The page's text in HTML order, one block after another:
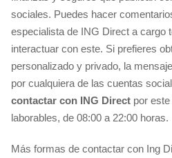
sociales. Puedes hacer
especialista de ING Direct a cargo
interactuar con este. Si prefieres
personalizado y privado, la
por cualquiera de las cuentas
contactar con ING Direct por
laborables, de 08:00 a 22:00 horas.
Más formas de contactar con Ing